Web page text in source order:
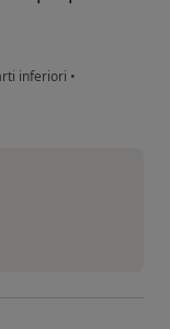
inferiori •